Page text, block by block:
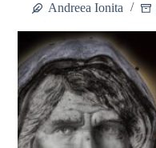
Andreea Ionita